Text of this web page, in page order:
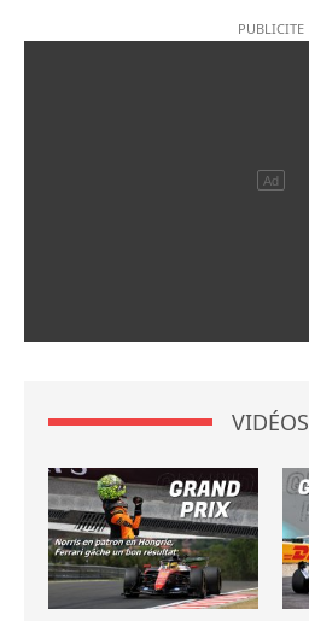
VIDÉOS